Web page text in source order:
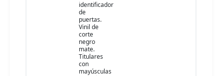
identificador
de
puertas.
Vinil de
corte
negro
mate.
Titulares
con
mayúsculas